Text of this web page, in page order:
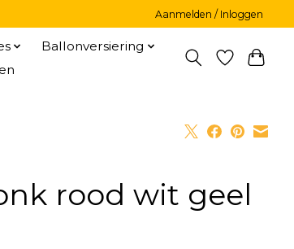
Aanmelden / Inloggen
Ballonversiering
rood wit geel